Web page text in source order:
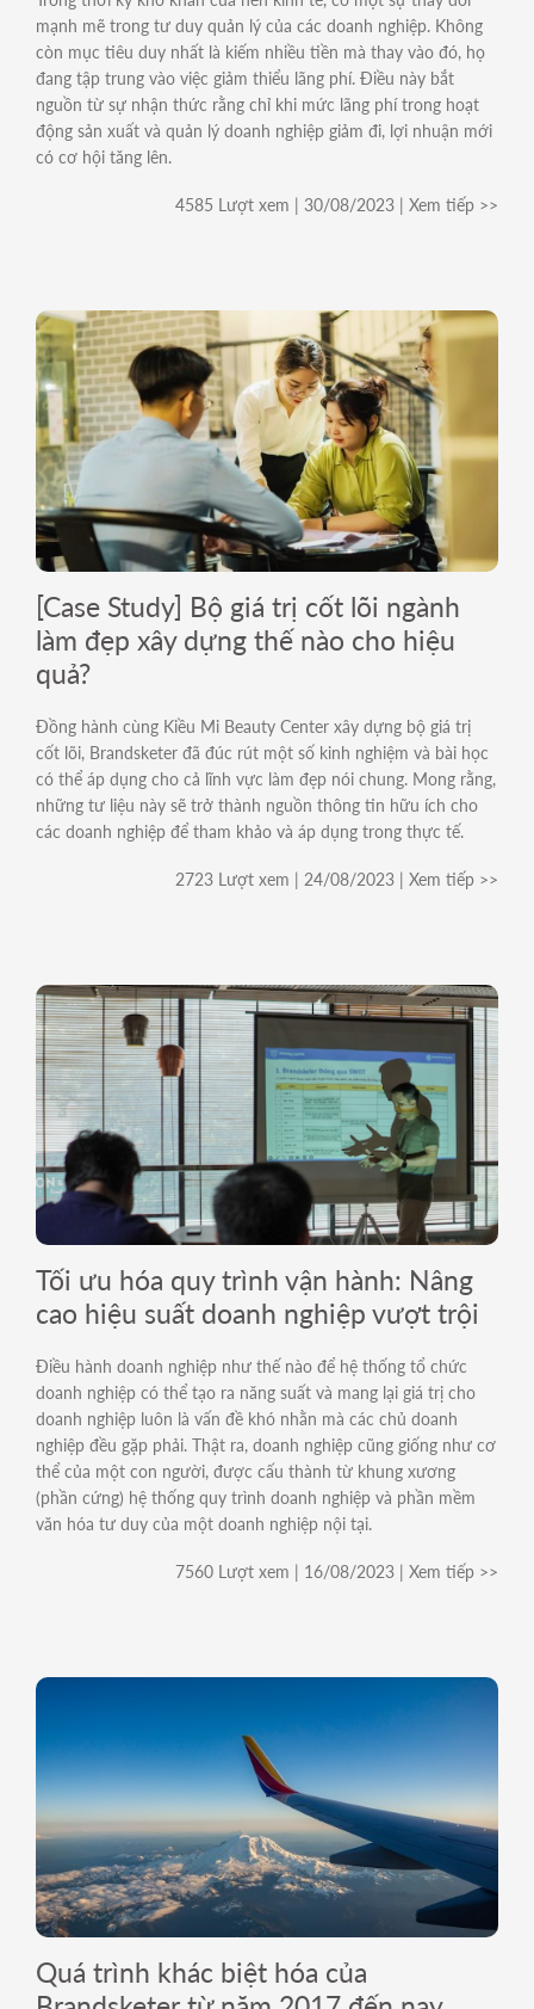
mạnh mẽ trong tư duy quản lý của các doanh nghiệp. Không
còn mục tiêu duy nhất là kiếm nhiều tiền mà thay vào đó, họ
đang tập trung vào việc giảm thiểu lãng phí. Điều này bắt
nguồn từ sự nhận thức rằng chỉ khi mức lãng phí trong hoạt
động sản xuất và quản lý doanh nghiệp giảm đi, lợi nhuận mới
có cơ hội tăng lên.
4585 Lượt xem | 30/08/2023 | Xem tiếp >>
[Case Study] Bộ giá trị cốt lõi ngành
làm đẹp xây dựng thế nào cho hiệu
quả?
Đồng hành cùng Kiều Mi Beauty Center xây dựng bộ giá trị
cốt lõi, Brandsketer đã đúc rút một số kinh nghiệm và bài học
có thể áp dụng cho cả lĩnh vực làm đẹp nói chung. Mong rằng,
những tư liệu này sẽ trở thành nguồn thông tin hữu ích cho
các doanh nghiệp để tham khảo và áp dụng trong thực tế.
2723 Lượt xem | 24/08/2023 | Xem tiếp >>
Tối ưu hóa quy trình vận hành: Nâng
cao hiệu suất doanh nghiệp vượt trội
Điều hành doanh nghiệp như thế nào để hệ thống tổ chức
doanh nghiệp có thể tạo ra năng suất và mang lại giá trị cho
doanh nghiệp luôn là vấn đề khó nhằn mà các chủ doanh
nghiệp đều gặp phải. Thật ra, doanh nghiệp cũng giống như cơ
thể của một con người, được cấu thành từ khung xương
(phần cứng) hệ thống quy trình doanh nghiệp và phần mềm
văn hóa tư duy của một doanh nghiệp nội tại.
7560 Lượt xem | 16/08/2023 | Xem tiếp >>
Quá trình khác biệt hóa của